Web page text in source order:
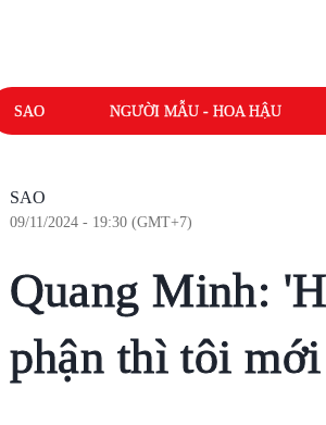
SAO NGƯỜI MẪU - HOA HẬU
SAO
09/11/2024 - 19:30 (GMT+7)
Quang Minh:
phận thì tôi